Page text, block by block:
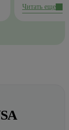
Читать еще